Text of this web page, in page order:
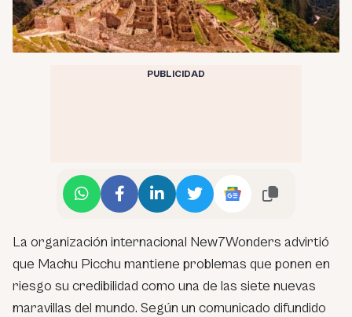
PUBLICIDAD
La organización internacional New7Wonders advirtió
que Machu Picchu mantiene problemas que ponen en
riesgo su credibilidad como una de las siete nuevas
maravillas del mundo. Según un comunicado difundido